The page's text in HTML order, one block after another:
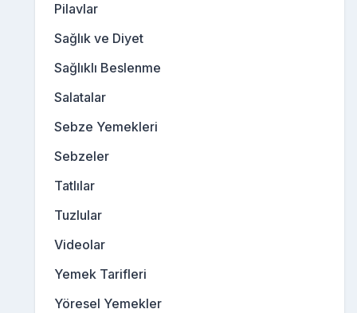
Pilavlar
Sağlık ve Diyet
Sağlıklı Beslenme
Salatalar
Sebze Yemekleri
Sebzeler
Tatlılar
Tuzlular
Videolar
Yemek Tarifleri
Yöresel Yemekler